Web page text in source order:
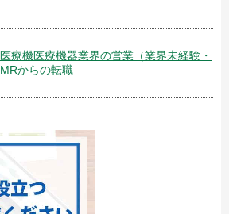
医療機医療機器業界の営業（業界未経験・
MRからの転職